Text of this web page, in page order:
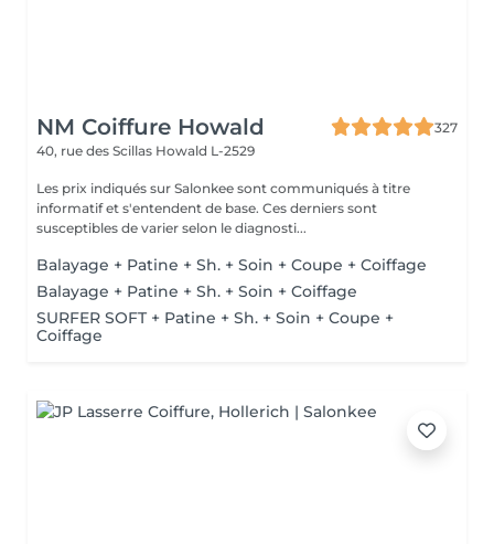
NM Coiffure Howald
327
40, rue des Scillas Howald L-2529
Les prix indiqués sur Salonkee sont communiqués à titre
informatif et s'entendent de base. Ces derniers sont
susceptibles de varier selon le diagnosti...
Balayage + Patine + Sh. + Soin + Coupe + Coiffage
Balayage + Patine + Sh. + Soin + Coiffage
SURFER SOFT + Patine + Sh. + Soin + Coupe +
Coiffage